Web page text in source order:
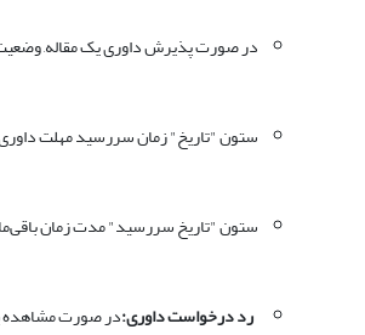
در صورت پذیرش داوری یک مقاله,
ستون "تاریخ" زمان سررسید مهلت
ستون "تاریخ سررسید" مدت زمان
رد درخواست داوری:در صورت مشاهده